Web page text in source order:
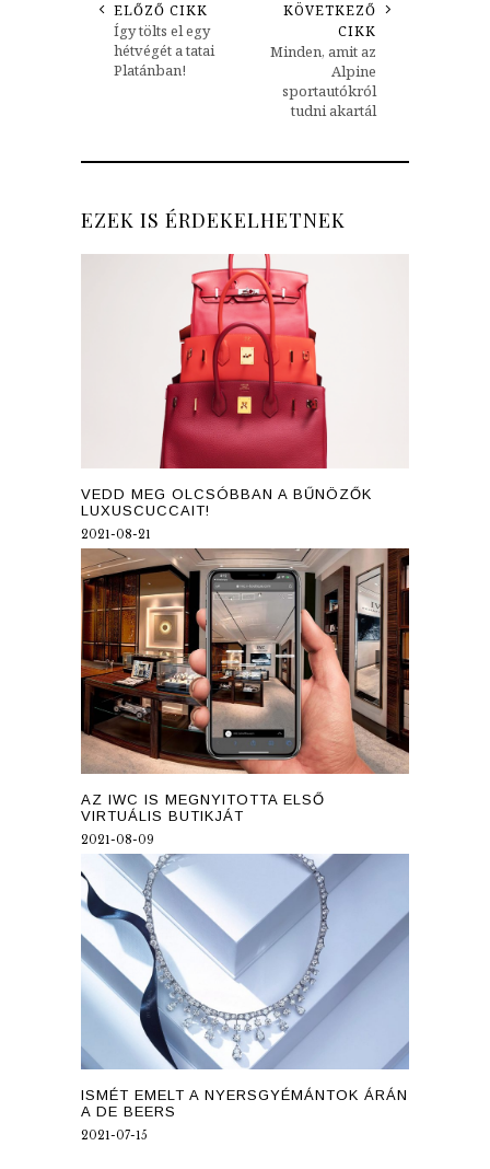
ELŐZŐ CIKK
Így tölts el egy
hétvégét a tatai
Platánban!
KÖVETKEZŐ
CIKK
Minden, amit az
Alpine
sportautókról
tudni akartál
EZEK IS ÉRDEKELHETNEK
VEDD MEG OLCSÓBBAN A BŰNÖZŐK
LUXUSCUCCAIT!
2021-08-21
AZ IWC IS MEGNYITOTTA ELSŐ
VIRTUÁLIS BUTIKJÁT
2021-08-09
ISMÉT EMELT A NYERSGYÉMÁNTOK ÁRÁN
A DE BEERS
2021-07-15